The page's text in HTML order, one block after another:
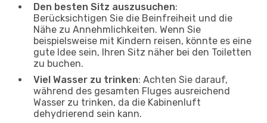
Den besten Sitz auszusuchen:
Berücksichtigen Sie die Beinfreiheit und die
Nähe zu Annehmlichkeiten. Wenn Sie
beispielsweise mit Kindern reisen, könnte es eine
gute Idee sein, Ihren Sitz näher bei den Toiletten
zu buchen.
Viel Wasser zu trinken: Achten Sie darauf,
während des gesamten Fluges ausreichend
Wasser zu trinken, da die Kabinenluft
dehydrierend sein kann.